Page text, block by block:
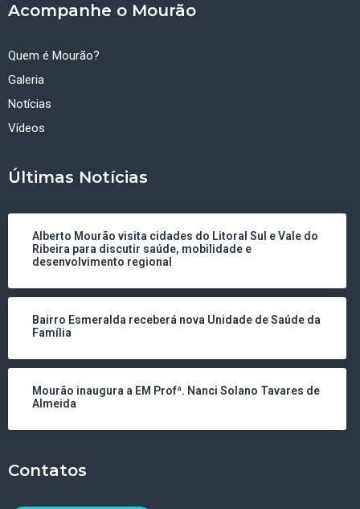
Acompanhe o Mourão
Quem é Mourão?
Galeria
Notícias
Vídeos
Últimas Notícias
Alberto Mourão visita cidades do Litoral Sul e Vale do
Ribeira para discutir saúde, mobilidade e
desenvolvimento regional
Bairro Esmeralda receberá nova Unidade de Saúde da
Família
Mourão inaugura a EM Profª. Nanci Solano Tavares de
Almeida
Contatos